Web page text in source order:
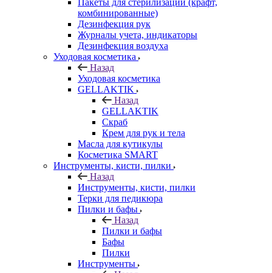
Пакеты для стерилизации (крафт,
комбинированные)
Дезинфекция рук
Журналы учета, индикаторы
Дезинфекция воздуха
Уходовая косметика
Назад
Уходовая косметика
GELLAKTIK
Назад
GELLAKTIK
Скраб
Крем для рук и тела
Масла для кутикулы
Косметика SMART
Инструменты, кисти, пилки
Назад
Инструменты, кисти, пилки
Терки для педикюра
Пилки и бафы
Назад
Пилки и бафы
Бафы
Пилки
Инструменты